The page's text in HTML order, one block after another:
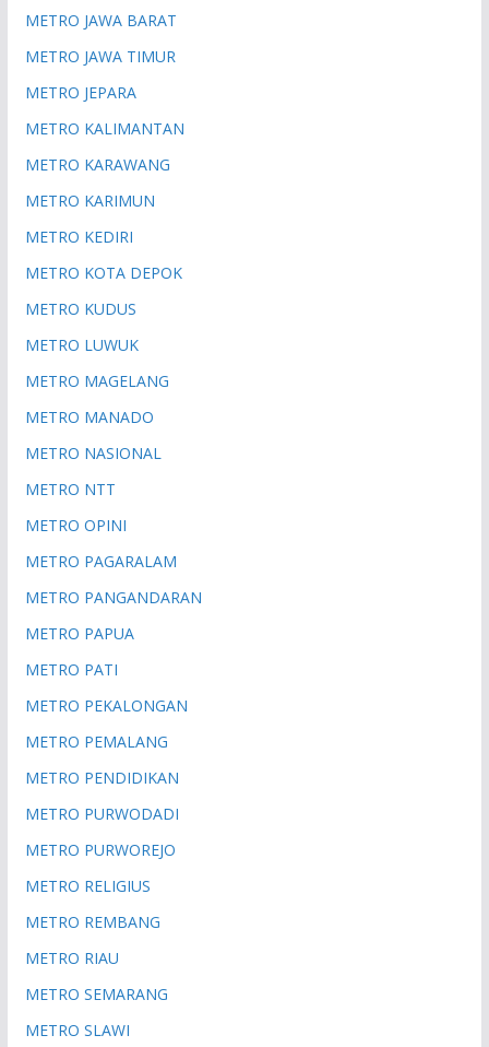
METRO JAWA BARAT
METRO JAWA TIMUR
METRO JEPARA
METRO KALIMANTAN
METRO KARAWANG
METRO KARIMUN
METRO KEDIRI
METRO KOTA DEPOK
METRO KUDUS
METRO LUWUK
METRO MAGELANG
METRO MANADO
METRO NASIONAL
METRO NTT
METRO OPINI
METRO PAGARALAM
METRO PANGANDARAN
METRO PAPUA
METRO PATI
METRO PEKALONGAN
METRO PEMALANG
METRO PENDIDIKAN
METRO PURWODADI
METRO PURWOREJO
METRO RELIGIUS
METRO REMBANG
METRO RIAU
METRO SEMARANG
METRO SLAWI